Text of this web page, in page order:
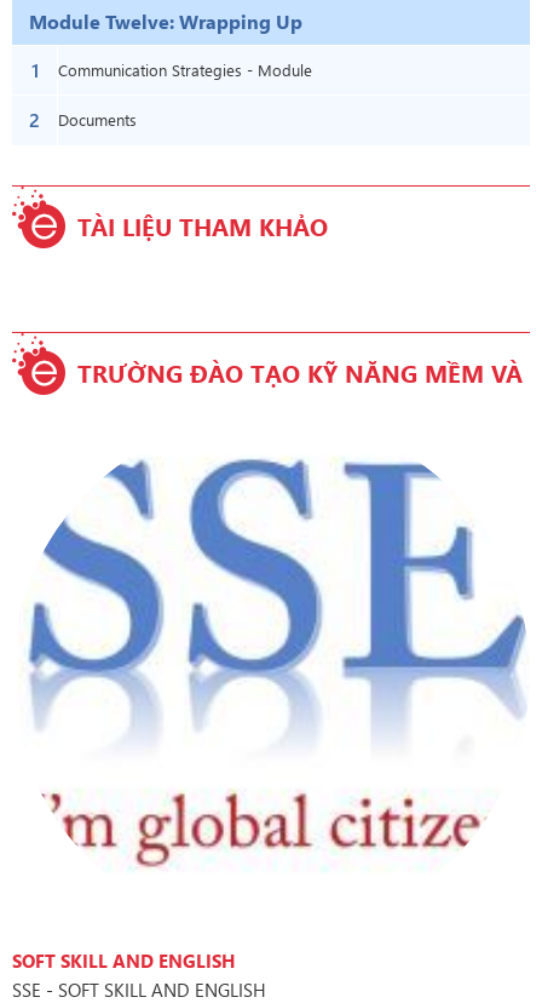
Module Twelve: Wrapping Up
1
Communication Strategies - Module
Twelve: Wrapping Up
2 Documents
TÀI LIỆU THAM KHẢO
TRƯỜNG ĐÀO TẠO KỸ NĂNG MỀM VÀ
SOFT SKILL AND ENGLISH
SSE - SOFT SKILL AND ENGLISH